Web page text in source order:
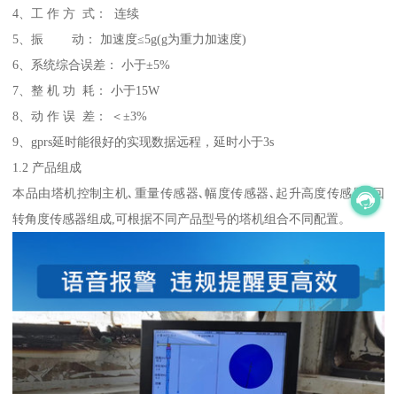
4、工 作 方 式： 连续
5、振 动： 加速度≤5g(g为重力加速度)
6、系统综合误差： 小于±5%
7、整 机 功 耗： 小于15W
8、动 作 误 差： ＜±3%
9、gprs延时能很好的实现数据远程，延时小于3s
1.2 产品组成
本品由塔机控制主机､重量传感器､幅度传感器､起升高度传感器､回
转角度传感器组成,可根据不同产品型号的塔机组合不同配置。